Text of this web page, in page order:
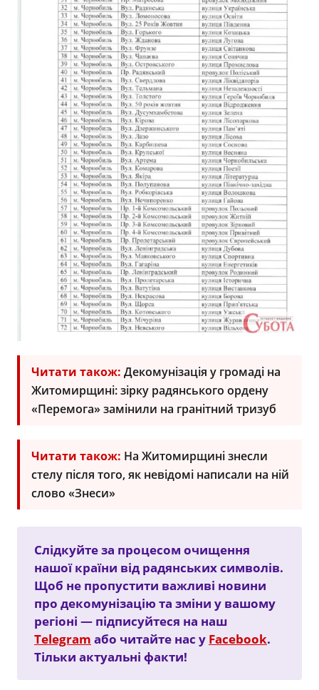
Читати також: Декомунізація у громаді на
Житомирщині: зірку радянського ордену
«Перемога» замінили на гранітний тризуб
Читати також: На Житомирщині знесли
стелу після того, як невідомі написали на ній
слово «Знеси»
Слідкуйте за процесом очищення
нашої країни від радянських символів.
Щоб не пропустити важливі новини
про декомунізацію та зміни у вашому
регіоні — підписуйтеся на наш
Telegram або читайте нас у Facebook.
Тільки актуальні факти!